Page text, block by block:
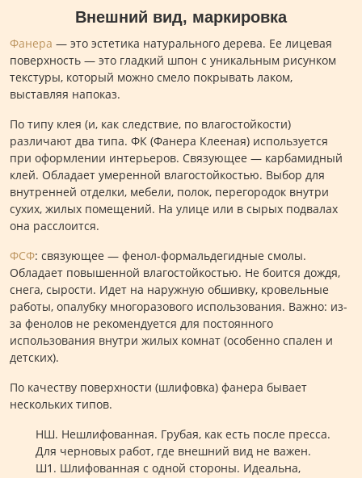
Внешний вид, маркировка
Фанера — это эстетика натурального дерева. Ее лицевая
поверхность — это гладкий шпон с уникальным рисунком
текстуры, который можно смело покрывать лаком,
выставляя напоказ.
По типу клея (и, как следствие, по влагостойкости)
различают два типа. ФК (Фанера Клееная) используется
при оформлении интерьеров. Связующее — карбамидный
клей. Обладает умеренной влагостойкостью. Выбор для
внутренней отделки, мебели, полок, перегородок внутри
сухих, жилых помещений. На улице или в сырых подвалах
она расслоится.
ФСФ: связующее — фенол-формальдегидные смолы.
Обладает повышенной влагостойкостью. Не боится дождя,
снега, сырости. Идет на наружную обшивку, кровельные
работы, опалубку многоразового использования. Важно: из-
за фенолов не рекомендуется для постоянного
использования внутри жилых комнат (особенно спален и
детских).
По качеству поверхности (шлифовка) фанера бывает
нескольких типов.
НШ. Нешлифованная. Грубая, как есть после пресса.
Для черновых работ, где внешний вид не важен.
Ш1. Шлифованная с одной стороны. Идеальна,